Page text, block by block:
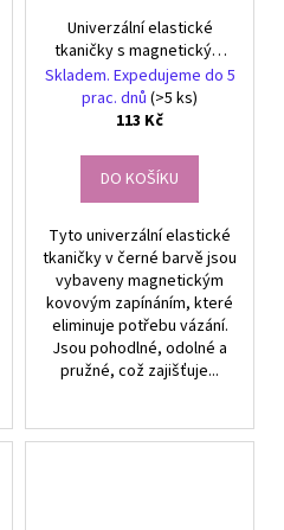
Univerzální elastické
tkaničky s magnetickým
zapínáním, černé, délka
100 cm
Skladem. Expedujeme do 5
prac. dnů (>5 ks)
113 Kč
DO KOŠÍKU
Tyto univerzální elastické
tkaničky v černé barvě jsou
vybaveny magnetickým
kovovým zapínáním, které
eliminuje potřebu vázání.
Jsou pohodlné, odolné a
pružné, což zajišťuje...